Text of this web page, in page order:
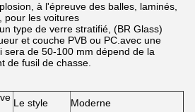
à l'épreuve des balles, laminés,
pour les voitures
type de verre stratifié, (BR Glass)
et couche PVB ou PC.avec une
sera de 50-100 mm dépend de la
de fusil de chasse.
Le style Moderne